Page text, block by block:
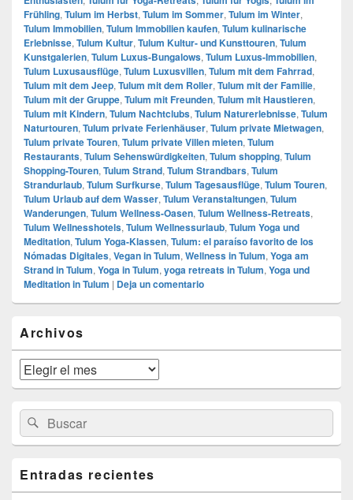
Frühling, Tulum im Herbst, Tulum im Sommer, Tulum im Winter,
Tulum Immobilien, Tulum Immobilien kaufen, Tulum kulinarische
Erlebnisse, Tulum Kultur, Tulum Kultur- und Kunsttouren, Tulum
Kunstgalerien, Tulum Luxus-Bungalows, Tulum Luxus-Immobilien,
Tulum Luxusausflüge, Tulum Luxusvillen, Tulum mit dem Fahrrad,
Tulum mit dem Jeep, Tulum mit dem Roller, Tulum mit der Familie,
Tulum mit der Gruppe, Tulum mit Freunden, Tulum mit Haustieren,
Tulum mit Kindern, Tulum Nachtclubs, Tulum Naturerlebnisse, Tulum
Naturtouren, Tulum private Ferienhäuser, Tulum private Mietwagen,
Tulum private Touren, Tulum private Villen mieten, Tulum
Restaurants, Tulum Sehenswürdigkeiten, Tulum shopping, Tulum
Shopping-Touren, Tulum Strand, Tulum Strandbars, Tulum
Strandurlaub, Tulum Surfkurse, Tulum Tagesausflüge, Tulum Touren,
Tulum Urlaub auf dem Wasser, Tulum Veranstaltungen, Tulum
Wanderungen, Tulum Wellness-Oasen, Tulum Wellness-Retreats,
Tulum Wellnesshotels, Tulum Wellnessurlaub, Tulum Yoga und
Meditation, Tulum Yoga-Klassen, Tulum: el paraíso favorito de los
Nómadas Digitales, Vegan in Tulum, Wellness in Tulum, Yoga am
Strand in Tulum, Yoga in Tulum, yoga retreats in Tulum, Yoga und
Meditation in Tulum | Deja un comentario
área
de
widget
barra
lateral
primaria
Archivos
Archivos
Buscar
por:
Buscar
Entradas recientes